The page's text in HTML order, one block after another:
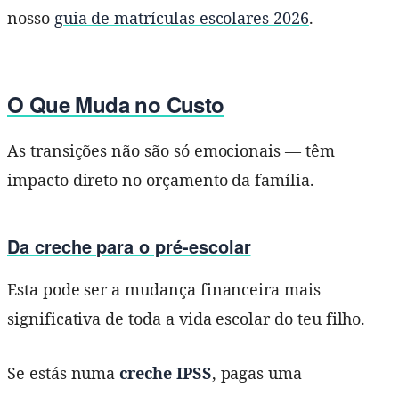
nosso guia de matrículas escolares 2026.
O Que Muda no Custo
As transições não são só emocionais — têm
impacto direto no orçamento da família.
Da creche para o pré-escolar
Esta pode ser a mudança financeira mais
significativa de toda a vida escolar do teu filho.
Se estás numacreche IPSS, pagas uma